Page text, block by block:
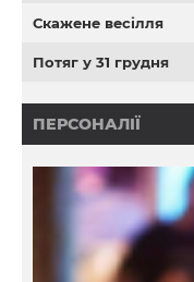
Скажене весілля
Потяг у 31 грудня
ПЕРСОНАЛІЇ